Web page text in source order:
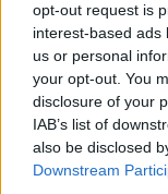
opt-out request is
interest-based ads
us or personal
your opt-out. You
disclosure of your
IAB’s list of
also be disclosed
Downstream
Vaizdai iš
vaiko gyvybių